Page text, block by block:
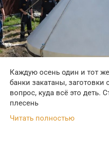
Каждую осень один и тот
банки закатаны, заготовки
вопрос, куда всё это деть.
плесень
Читать полностью